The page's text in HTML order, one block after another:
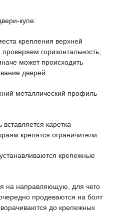
купе:
крепления верхней
горизонтальность,
может происходить
дверей.
металлический профиль
каретка
крепятся ограничители.
крепежные
на направляющую, для чего
продеваются на болт
до крепежных